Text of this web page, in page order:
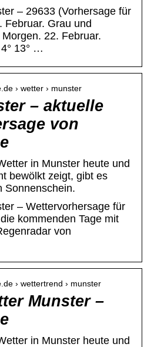
– 29633 (Vorhersage für
Februar. Grau und
Morgen. 22. Februar.
13° …
› wetter › munster
– aktuelle
von
in Munster heute und
bewölkt zeigt, gibt es
Sonnenschein.
– Wettervorhersage für
kommenden Tage mit
von
› wettertrend › munster
Munster –
in Munster heute und